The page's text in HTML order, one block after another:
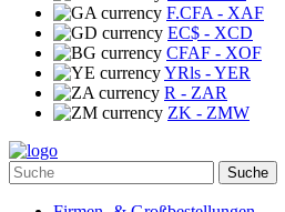
F.CFA - XAF
EC$ - XCD
CFAF - XOF
YRls - YER
R - ZAR
ZK - ZMW
Suche